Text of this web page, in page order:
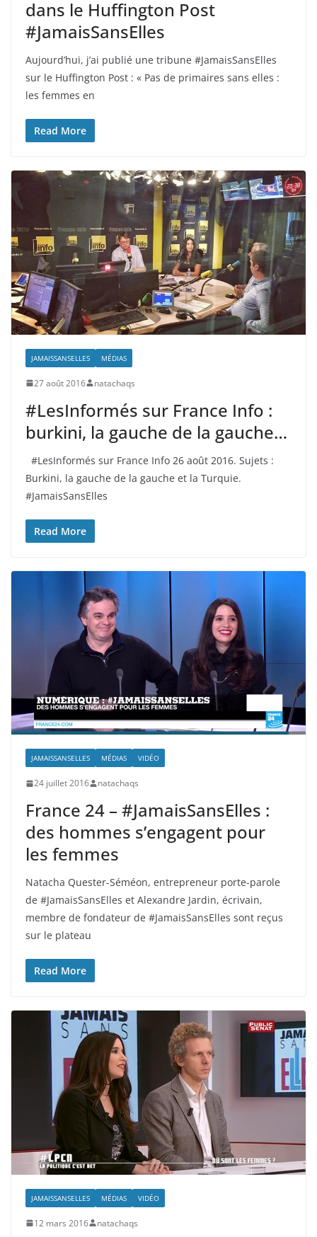
dans le Huffington Post
#JamaisSansElles
Aujourd’hui, j’ai publié une tribune #JamaisSansElles
sur le Huffington Post : « Pas de primaires sans elles :
les femmes en
Read More
JAMAISSANSELLES MÉDIAS
27 août 2016 natachaqs
#LesInformés sur France Info :
burkini, la gauche de la gauche…
#LesInformés sur France Info 26 août 2016. Sujets :
Burkini, la gauche de la gauche et la Turquie.
#JamaisSansElles
Read More
JAMAISSANSELLES MÉDIAS VIDÉO
24 juillet 2016 natachaqs
France 24 – #JamaisSansElles :
des hommes s’engagent pour
les femmes
Natacha Quester-Séméon, entrepreneur porte-parole
de #JamaisSansElles et Alexandre Jardin, écrivain,
membre de fondateur de #JamaisSansElles sont reçus
sur le plateau
Read More
JAMAISSANSELLES MÉDIAS VIDÉO
12 mars 2016 natachaqs